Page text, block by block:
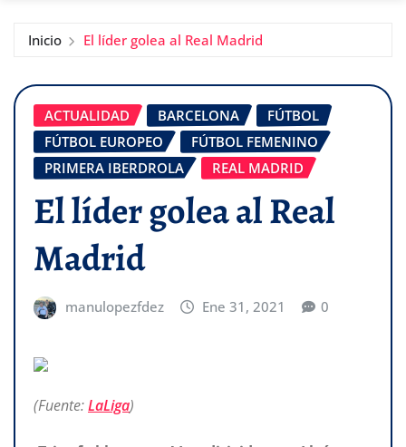
Inicio El líder golea al Real Madrid
ACTUALIDAD BARCELONA
FÚTBOL
FÚTBOL EUROPEO
FÚTBOL FEMENINO
PRIMERA IBERDROLA
REAL MADRID
El líder golea al Real
Madrid
manulopezfdez Ene 31, 2021 0
(Fuente:LaLiga)